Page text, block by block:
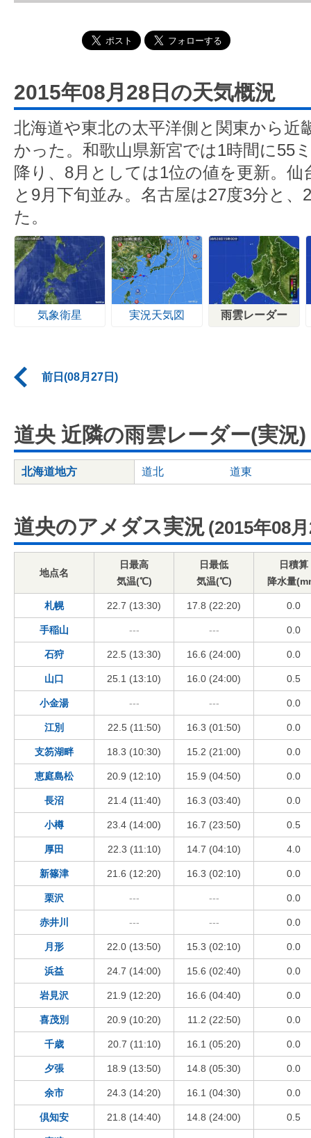
2015年08月28日の天気概況
北海道や東北の太平洋側と関東から近
かった。和歌山県新宮では1時間に55
降り、8月としては1位の値を更新。仙
と9月下旬並み。名古屋は27度3分と
た。
気象衛星 実況天気図 雨雲レーダー
前日(08月27日)
道央 近隣の雨雲レーダー(実況)
北海道地方 道北 道東
道央のアメダス実況 (2015年08
地点名
日最高
気温(℃)
日最低
気温(℃)
日積算
降水量
札幌 22.7 (13:30) 17.8 (22:20) 0.0
手稲山 --- --- 0.0
石狩 22.5 (13:30) 16.6 (24:00) 0.0
山口 25.1 (13:10) 16.0 (24:00) 0.5
小金湯 --- --- 0.0
江別 22.5 (11:50) 16.3 (01:50) 0.0
支笏湖畔 18.3 (10:30) 15.2 (21:00) 0.0
恵庭島松 20.9 (12:10) 15.9 (04:50) 0.0
長沼 21.4 (11:40) 16.3 (03:40) 0.0
小樽 23.4 (14:00) 16.7 (23:50) 0.5
厚田 22.3 (11:10) 14.7 (04:10) 4.0
新篠津 21.6 (12:20) 16.3 (02:10) 0.0
栗沢 --- --- 0.0
赤井川 --- --- 0.0
月形 22.0 (13:50) 15.3 (02:10) 0.0
浜益 24.7 (14:00) 15.6 (02:40) 0.0
岩見沢 21.9 (12:20) 16.6 (04:40) 0.0
喜茂別 20.9 (10:20) 11.2 (22:50) 0.0
千歳 20.7 (11:10) 16.1 (05:20) 0.0
夕張 18.9 (13:50) 14.8 (05:30) 0.0
余市 24.3 (14:20) 16.1 (04:30) 0.0
倶知安 21.8 (14:40) 14.8 (24:00) 0.5